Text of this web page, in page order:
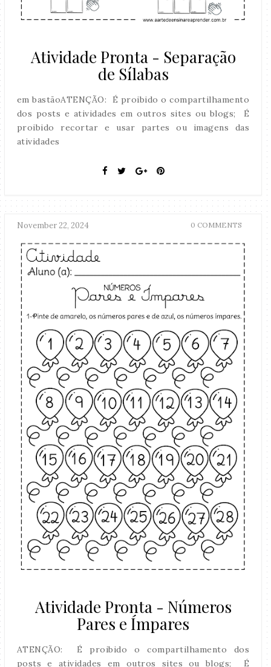
Atividade Pronta - Separação
de Sílabas
em bastãoATENÇÃO: É proibido o compartilhamento
dos posts e atividades em outros sites ou blogs; É
proibido recortar e usar partes ou imagens das
atividades
November 22, 2024 0 COMMENTS
Atividade Pronta - Números
Pares e Ímpares
ATENÇÃO: É proibido o compartilhamento dos
posts e atividades em outros sites ou blogs; É